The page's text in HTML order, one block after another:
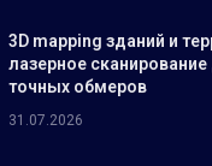
3D mapping зданий и
лазерное сканирование
точных обмеров
31.07.2026